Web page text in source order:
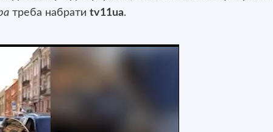
треба набрати tv11ua.